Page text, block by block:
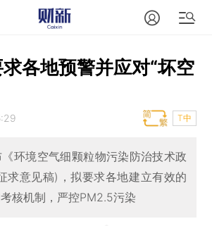
各地预警并应对“坏空
T中
环境空气细颗粒物污染防治技术政
求意见稿)，拟要求各地建立有效的
核机制，严控PM2.5污染